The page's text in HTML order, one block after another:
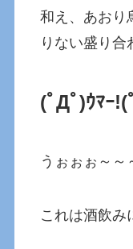
和え、あおり
りない盛り合
(ﾟДﾟ)ｳﾏｰ!(
うぉぉぉ～～
これは酒飲み